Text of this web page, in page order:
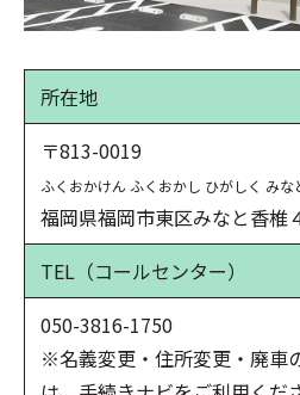
所在地
〒813-0019
ふくおかけん ふくおかし ひがしく みな
福岡県福岡市東区みなと香椎
TEL（コールセンター）
050-3816-1750
※名義変更・住所変更・廃車